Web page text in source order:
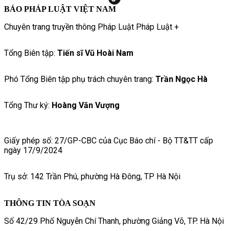
BÁO PHÁP LUẬT VIỆT NAM
Chuyên trang truyền thông Pháp Luật Pháp Luật +
Tổng Biên tập: Tiến sĩ Vũ Hoài Nam
Phó Tổng Biên tập phụ trách chuyên trang: Trần Ngọc Hà
Tổng Thư ký: Hoàng Văn Vượng
Giấy phép số: 27/GP-CBC của Cục Báo chí - Bộ TT&TT cấp
ngày 17/9/2024
Trụ sở: 142 Trần Phú, phường Hà Đông, TP Hà Nội
THÔNG TIN TÒA SOẠN
Số 42/29 Phố Nguyễn Chí Thanh, phường Giảng Võ, TP. Hà Nội